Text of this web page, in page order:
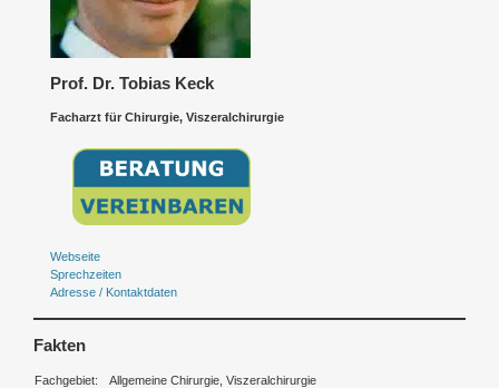
Prof. Dr. Tobias Keck
Facharzt für Chirurgie, Viszeralchirurgie
Webseite
Sprechzeiten
Adresse / Kontaktdaten
Fakten
Fachgebiet:
Allgemeine Chirurgie, Viszeralchirurgie